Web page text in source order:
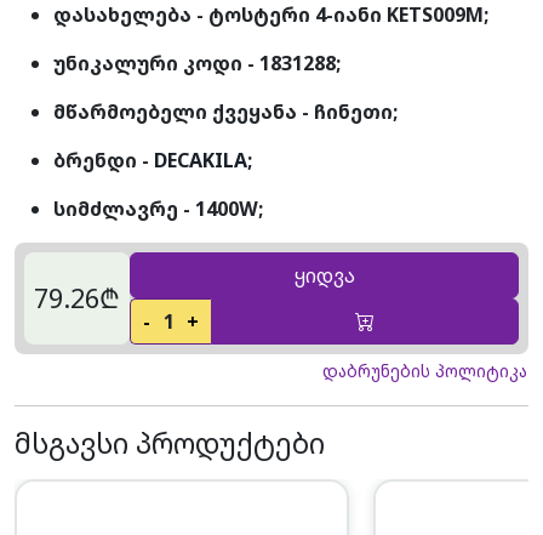
დასახელება - ტოსტერი 4-იანი KETS009M;
უნიკალური კოდი - 1831288;
მწარმოებელი ქვეყანა - ჩინეთი;
ბრენდი - DECAKILA;
სიმძლავრე - 1400W;
79.26₾
ყიდვა
- 1 +
დაბრუნების პოლიტიკა
მსგავსი პროდუქტები